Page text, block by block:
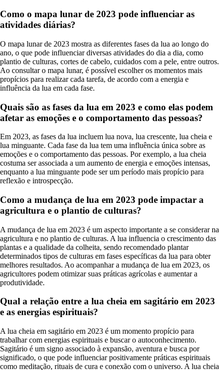
Como o mapa lunar de 2023 pode influenciar as
atividades diárias?
O mapa lunar de 2023 mostra as diferentes fases da lua ao longo do
ano, o que pode influenciar diversas atividades do dia a dia, como
plantio de culturas, cortes de cabelo, cuidados com a pele, entre outros.
Ao consultar o mapa lunar, é possível escolher os momentos mais
propícios para realizar cada tarefa, de acordo com a energia e
influência da lua em cada fase.
Quais são as fases da lua em 2023 e como elas podem
afetar as emoções e o comportamento das pessoas?
Em 2023, as fases da lua incluem lua nova, lua crescente, lua cheia e
lua minguante. Cada fase da lua tem uma influência única sobre as
emoções e o comportamento das pessoas. Por exemplo, a lua cheia
costuma ser associada a um aumento de energia e emoções intensas,
enquanto a lua minguante pode ser um período mais propício para
reflexão e introspecção.
Como a mudança de lua em 2023 pode impactar a
agricultura e o plantio de culturas?
A mudança de lua em 2023 é um aspecto importante a se considerar na
agricultura e no plantio de culturas. A lua influencia o crescimento das
plantas e a qualidade da colheita, sendo recomendado plantar
determinados tipos de culturas em fases específicas da lua para obter
melhores resultados. Ao acompanhar a mudança de lua em 2023, os
agricultores podem otimizar suas práticas agrícolas e aumentar a
produtividade.
Qual a relação entre a lua cheia em sagitário em 2023
e as energias espirituais?
A lua cheia em sagitário em 2023 é um momento propício para
trabalhar com energias espirituais e buscar o autoconhecimento.
Sagitário é um signo associado à expansão, aventura e busca por
significado, o que pode influenciar positivamente práticas espirituais
como meditação, rituais de cura e conexão com o universo. A lua cheia